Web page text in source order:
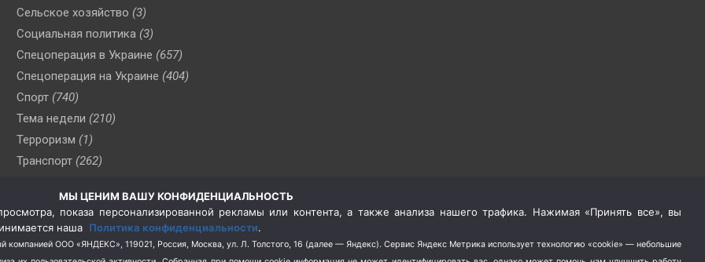
Сельское хозяйство (3)
Социальная политика (3)
Спецоперация в Украине (657)
Спецоперация на Украине (404)
Спорт (740)
Тема недели (210)
Терроризм (1)
Транспорт (262)
(76)
Цены (2)
Школа и спорт (2)
МЫ ЦЕНИМ ВАШУ КОНФИДЕНЦИАЛЬНОСТЬ
показа персонализированной рекламы или контента, а также анализа нашего трафика. Нажимая «Принять все», вы
наша Политика конфиденциальности.
компанией ООО «ЯНДЕКС», 119021, Россия, Москва, ул. Л. Толстого, 16 (далее — Яндекс). Сервис Яндекс Метрика использует технологию «cookie» — небольшие